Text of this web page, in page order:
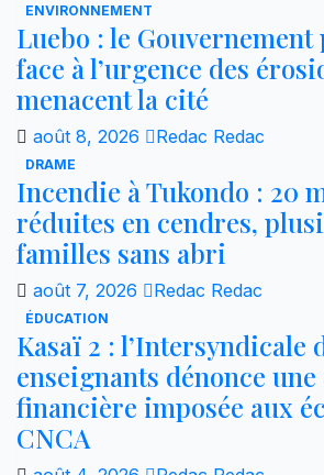
ENVIRONNEMENT
Luebo : le
face à l’urgence des
menacent la cité
août 8, 2026 Redac Redac
DRAME
Incendie à Tukondo : 20
réduites en cendres,
familles sans abri
août 7, 2026 Redac Redac
ÉDUCATION
Kasaï 2 : l’Intersyndicale
enseignants dénonce
financière imposée aux
CNCA